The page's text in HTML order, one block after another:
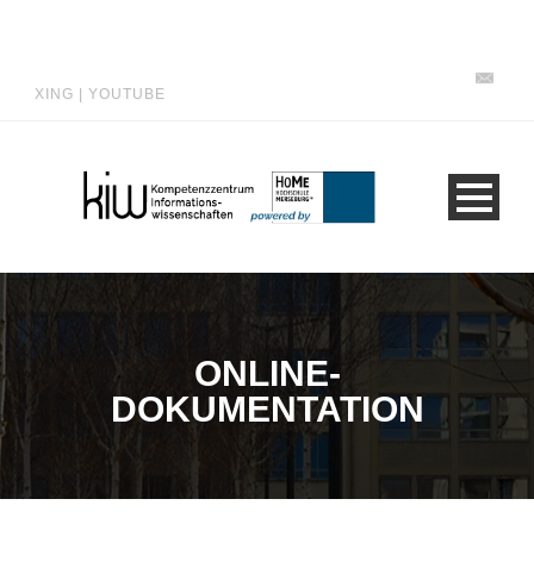
XING YOUTUBE
ONLINE-
DOKUMENTATION